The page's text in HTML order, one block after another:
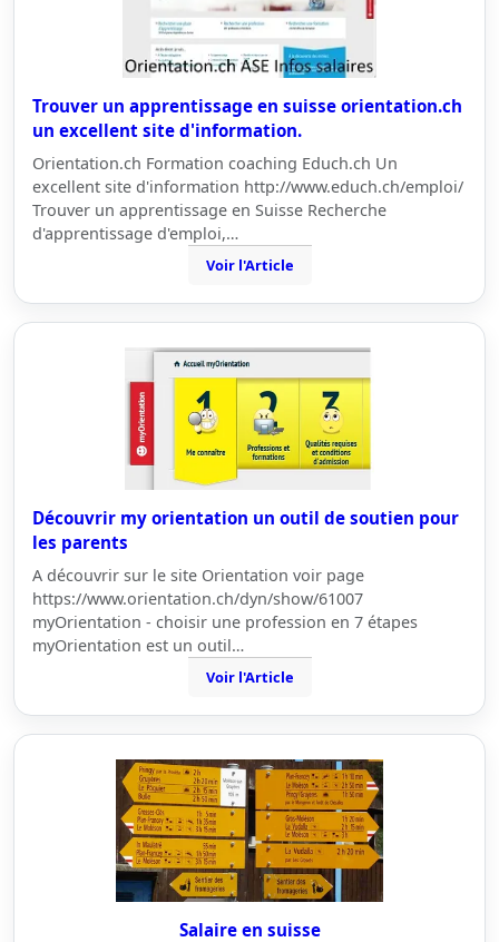
Trouver un apprentissage en suisse orientation.ch
un excellent site d'information.
Orientation.ch Formation coaching Educh.ch Un
excellent site d'information http://www.educh.ch/emploi/
Trouver un apprentissage en Suisse Recherche
d'apprentissage d'emploi,…
Voir l'Article
Découvrir my orientation un outil de soutien pour
les parents
A découvrir sur le site Orientation voir page
https://www.orientation.ch/dyn/show/61007
myOrientation - choisir une profession en 7 étapes
myOrientation est un outil…
Voir l'Article
Salaire en suisse